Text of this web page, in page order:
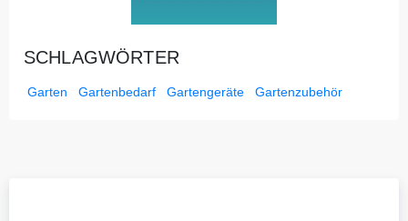
SCHLAGWÖRTER
Garten Gartenbedarf Gartengeräte Gartenzubehör